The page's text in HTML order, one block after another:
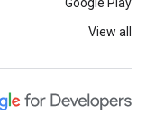
View all